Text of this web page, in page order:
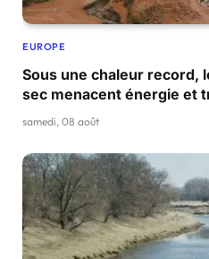
EUROPE
Sous une chaleur record,
sec menacent énergie et
samedi, 08 août